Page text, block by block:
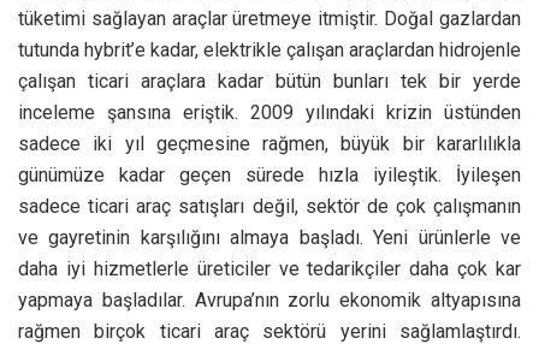
tüketimi sağlayan araçlar üretmeye itmiştir. Doğal gazlardan
tutunda hybrit’e kadar, elektrikle çalışan araçlardan hidrojenle
çalışan ticari araçlara kadar bütün bunları tek bir yerde
inceleme şansına eriştik. 2009 yılındaki krizin üstünden
sadece iki yıl geçmesine rağmen, büyük bir kararlılıkla
günümüze kadar geçen sürede hızla iyileştik. İyileşen
sadece ticari araç satışları değil, sektör de çok çalışmanın
ve gayretinin karşılığını almaya başladı. Yeni ürünlerle ve
daha iyi hizmetlerle üreticiler ve tedarikçiler daha çok kar
yapmaya başladılar. Avrupa’nın zorlu ekonomik altyapısına
rağmen birçok ticari araç sektörü yerini sağlamlaştırdı.